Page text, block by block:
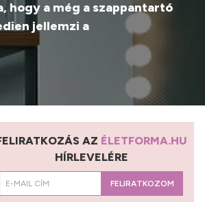
hogy a még a szappantartó
jellemzi a
AZ ÉLETFORMA.HU
HÍRLEVELÉRE
FELIRATKOZOM